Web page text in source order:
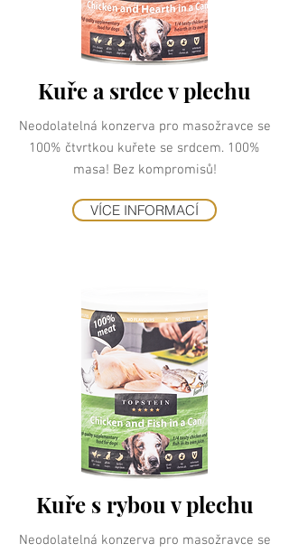
Kuře a srdce v plechu
Neodolatelná konzerva pro masožravce se
100% čtvrtkou kuřete se srdcem. 100%
masa! Bez kompromisů!
VÍCE INFORMACÍ
Kuře s rybou v plechu
Neodolatelná konzerva pro masožravce se